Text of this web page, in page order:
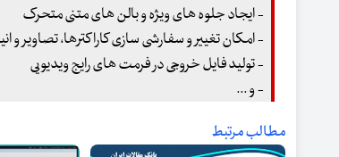
- ایجاد جلوه های ویژه و بالن های متنی متحرک
- امکان تغییر و سفارشی سازی کاراکترها، تصاویر و
- تولید فایل خروجی در فرمت های رایج ویدیویی
- و ...
مطالب مرتبط